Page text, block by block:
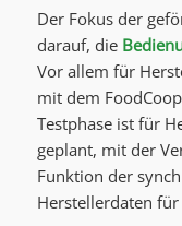
Der Fokus der
darauf, die
Vor allem für
mit dem
Testphase ist für
geplant, mit der
Funktion der
Herstellerdaten